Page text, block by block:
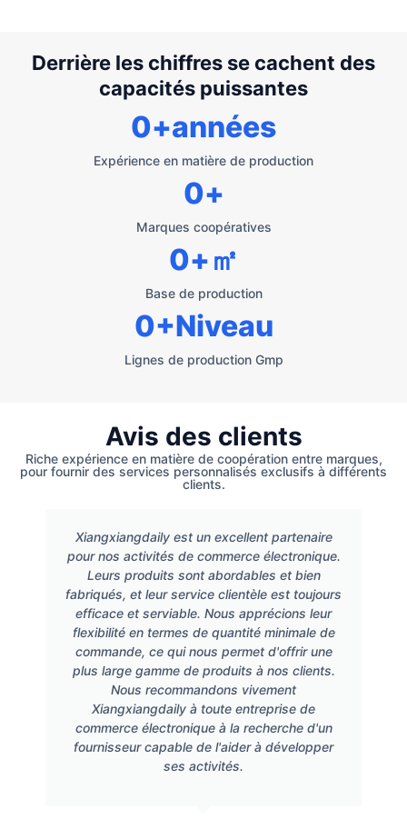
Derrière les chiffres se cachent des
capacités puissantes
Expérience en matière de production
0+années
Marques coopératives
0+
Base de production
0+㎡
Lignes de production Gmp
0+Niveau
Avis des clients
Riche expérience en matière de coopération entre marques,
pour fournir des services personnalisés exclusifs à différents
clients.
Xiangxiangdaily est un excellent partenaire
pour nos activités de commerce électronique.
Leurs produits sont abordables et bien
fabriqués, et leur service clientèle est toujours
efficace et serviable. Nous apprécions leur
flexibilité en termes de quantité minimale de
commande, ce qui nous permet d'offrir une
plus large gamme de produits à nos clients.
Nous recommandons vivement
Xiangxiangdaily à toute entreprise de
commerce électronique à la recherche d'un
fournisseur capable de l'aider à développer
ses activités.